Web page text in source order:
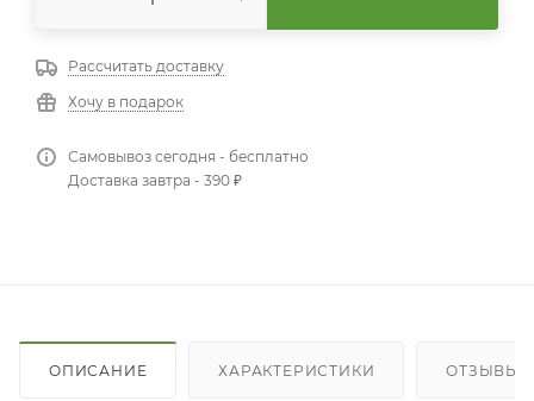
Рассчитать доставку
Хочу в подарок
Самовывоз сегодня - бесплатно
Доставка завтра - 390 ₽
ОПИСАНИЕ ХАРАКТЕРИСТИКИ ОТЗЫВЫ